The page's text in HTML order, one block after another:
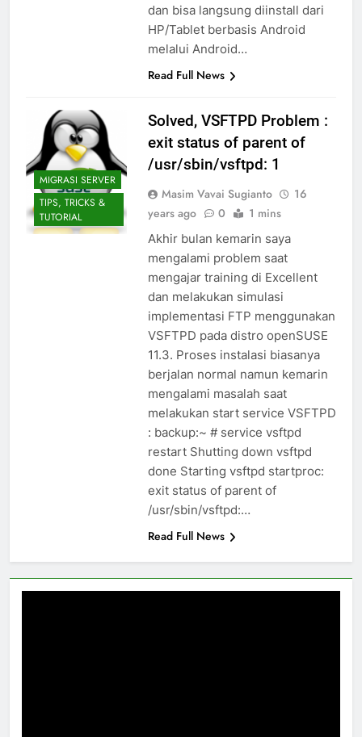
dan bisa langsung diinstall dari
HP/Tablet berbasis Android
melalui Android…
Read Full News
MIGRASI SERVER
TIPS, TRICKS &
TUTORIAL
Solved, VSFTPD Problem :
exit status of parent of
/usr/sbin/vsftpd: 1
Masim Vavai Sugianto
16
years ago
0 1 mins
Akhir bulan kemarin saya
mengalami problem saat
mengajar training di Excellent
dan melakukan simulasi
implementasi FTP menggunakan
VSFTPD pada distro openSUSE
11.3. Proses instalasi biasanya
berjalan normal namun kemarin
mengalami masalah saat
melakukan start service VSFTPD
: backup:~ # service vsftpd
restart Shutting down vsftpd
done Starting vsftpd startproc:
exit status of parent of
/usr/sbin/vsftpd:…
Read Full News